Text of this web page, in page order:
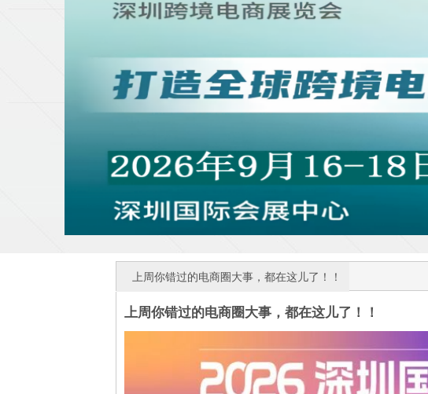
上周你错过的电商圈大事，都在这儿了！！
上周你错过的电商圈大事，都在这儿了！！